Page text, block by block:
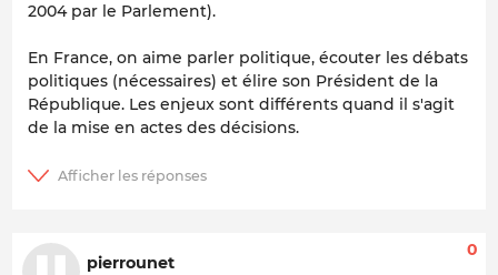
2004 par le Parlement).
En France, on aime parler politique, écouter les débats
politiques (nécessaires) et élire son Président de la
République. Les enjeux sont différents quand il s'agit
de la mise en actes des décisions.
pierrounet
0